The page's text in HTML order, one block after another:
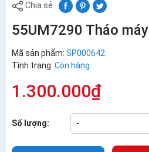
Chia sẻ
55UM7290 Tháo máy
Mã sản phẩm: SP000642
Tình trạng: Còn hàng
1.300.000₫
Số lượng: -